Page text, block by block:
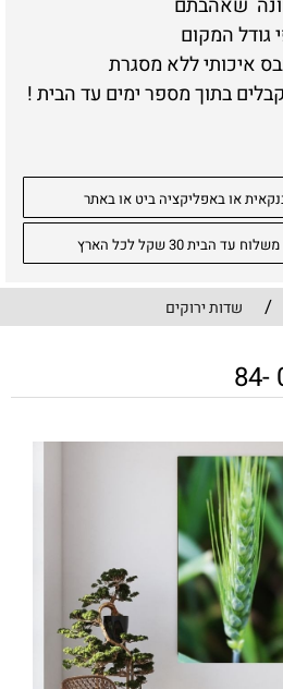
גודל המקום
איכותי ללא מסגרת
בתוך מספר ימים עד הבית !
או באפליקציה ביט או באתר
/ שדות ירוקים